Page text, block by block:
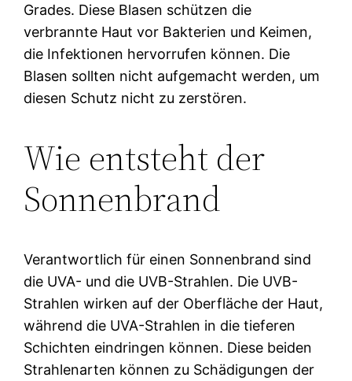
Grades. Diese Blasen schützen die
verbrannte Haut vor Bakterien und Keimen,
die Infektionen hervorrufen können. Die
Blasen sollten nicht aufgemacht werden, um
diesen Schutz nicht zu zerstören.
Wie entsteht der
Sonnenbrand
Verantwortlich für einen Sonnenbrand sind
die UVA- und die UVB-Strahlen. Die UVB-
Strahlen wirken auf der Oberfläche der Haut,
während die UVA-Strahlen in die tieferen
Schichten eindringen können. Diese beiden
Strahlenarten können zu Schädigungen der